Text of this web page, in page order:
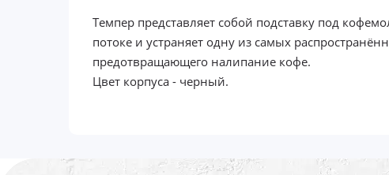
Темпер представляет собой подставку под
потоке и устраняет одну из самых
предотвращающего налипание кофе.
Цвет корпуса - черный.